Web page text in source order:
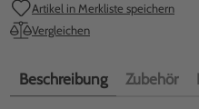
Artikel in Merkliste speichern
Vergleichen
Beschreibung Zubehör